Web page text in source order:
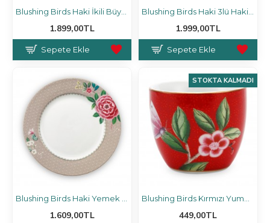
1.899,00TL
Sepete Ekle
Blushing Birds Haki 3lü Haki Kek Standı
1.999,00TL
Sepete Ekle
1.609,00TL
STOKTA KALMADI
449,00TL